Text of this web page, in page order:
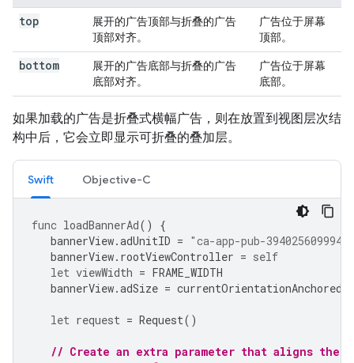
top
展开的广告顶部与折叠的广告
顶部对齐。
广告位于屏幕
顶部。
bottom
展开的广告底部与折叠的广告
底部对齐。
广告位于屏幕
底部。
如果加载的广告是折叠式横幅广告，则在放置到视图层次结
构中后，它会立即显示可折叠的叠加层。
Swift Objective-C
func loadBannerAd()
{
bannerView.adUnitID = "ca-app-pub-
bannerView. rootViewController = self
let viewWidth = FRAME_WIDTH
bannerView.adSize =
let request = Request()
// Create an extra parameter that aligns the